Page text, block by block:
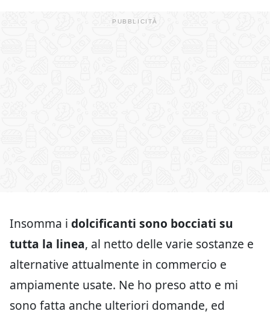
Insomma i dolcificanti sono bocciati su
tutta la linea, al netto delle varie sostanze e
alternative attualmente in commercio e
ampiamente usate. Ne ho preso atto e mi
sono fatta anche ulteriori domande, ed